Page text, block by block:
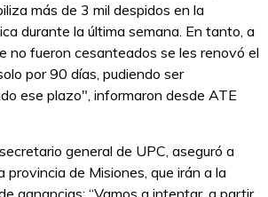
más de 3 mil despidos en la
durante la última semana. En tanto, a
no fueron cesanteados se les renovó el
por 90 días, pudiendo ser
ese plazo", informaron desde ATE
general de UPC, aseguró a
provincia de Misiones, que irán a la
ganancias: “Vamos a intentar, a partir